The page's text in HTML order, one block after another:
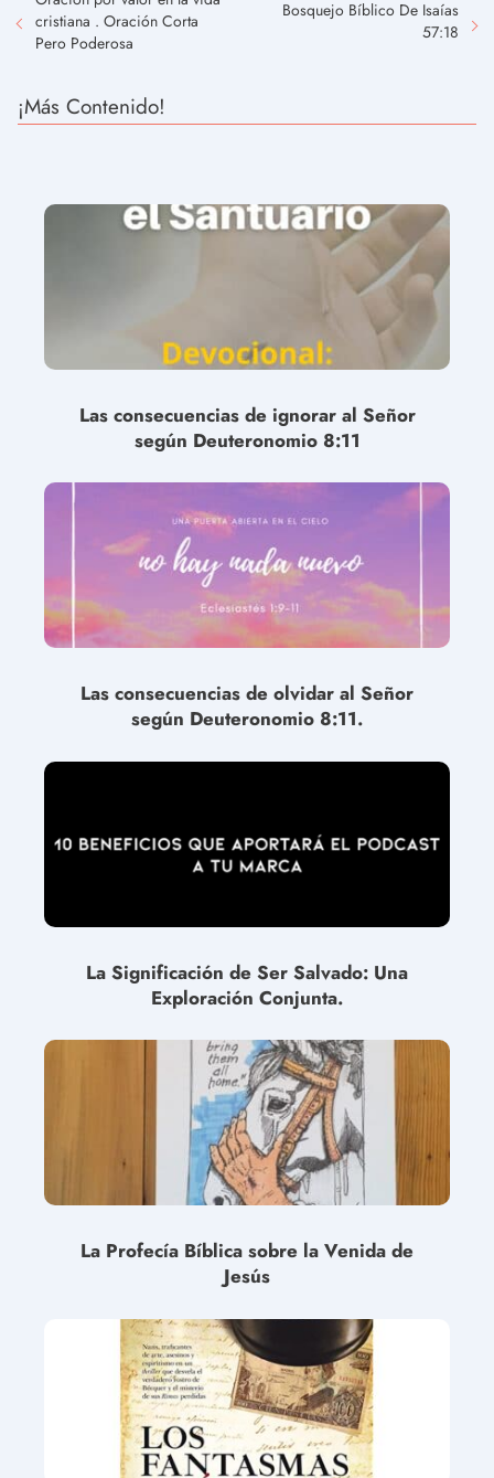
cristiana . Oración Corta
Pero Poderosa
Bosquejo Bíblico De Isaías
57:18
¡Más Contenido!
Las consecuencias de ignorar al Señor
según Deuteronomio 8:11
Las consecuencias de olvidar al Señor
según Deuteronomio 8:11.
La Significación de Ser Salvado: Una
Exploración Conjunta.
La Profecía Bíblica sobre la Venida de
Jesús